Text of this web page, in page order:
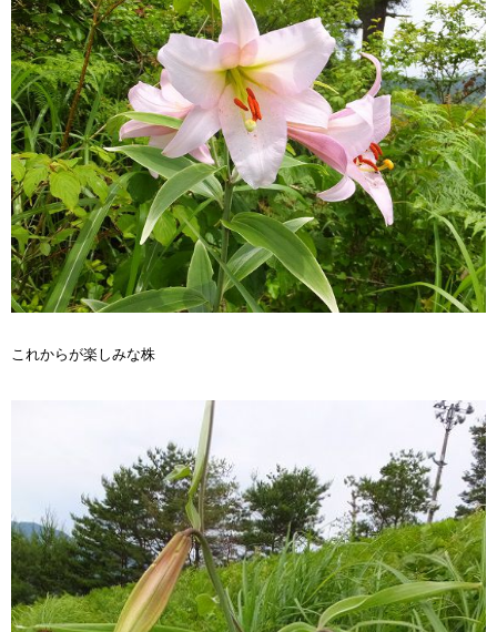
これからが楽しみな株